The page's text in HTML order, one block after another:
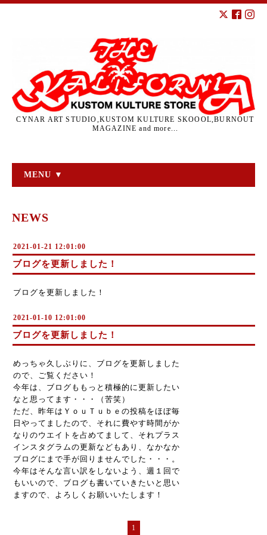
CYNAR ART STUDIO,KUSTOM KULTURE SKOOOL,BURNOUT
MAGAZINE and more...
MENU ▼
NEWS
2021-01-21 12:01:00
ブログを更新しました！
ブログを更新しました！
2021-01-10 12:01:00
ブログを更新しました！
めっちゃ久しぶりに、ブログを更新しました
ので、ご覧ください！
今年は、ブログももっと積極的に更新したい
なと思ってます・・・（苦笑）
ただ、昨年はＹｏｕＴｕｂｅの投稿をほぼ毎
日やってましたので、それに費やす時間がか
なりのウエイトを占めてまして、それプラス
インスタグラムの更新などもあり、なかなか
ブログにまで手が回りませんでした・・・。
今年はそんな言い訳をしないよう、週１回で
もいいので、ブログも書いていきたいと思い
ますので、よろしくお願いいたします！
1